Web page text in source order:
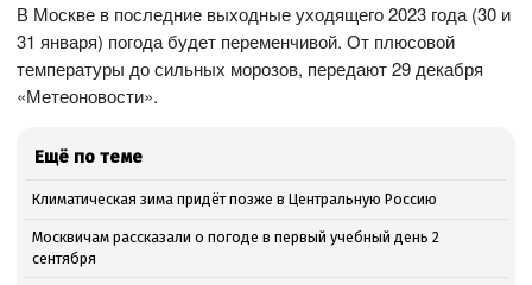
В Москве в последние выходные уходящего 2023 года (30 и
31 января) погода будет переменчивой. От плюсовой
температуры до сильных морозов, передают 29 декабря
«Метеоновости».
Ещё по теме
Климатическая зима придёт позже в Центральную Россию
Москвичам рассказали о погоде в первый учебный день 2
сентября